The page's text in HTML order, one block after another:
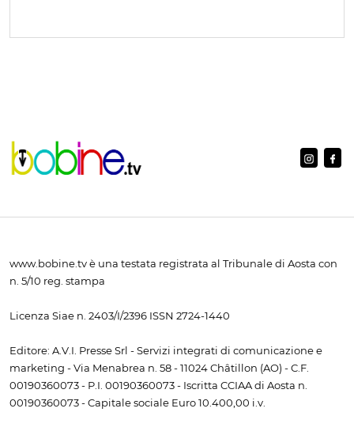
www.bobine.tv è una testata registrata al Tribunale di Aosta con
n. 5/10 reg. stampa
Licenza Siae n. 2403/I/2396 ISSN 2724-1440
Editore: A.V.I. Presse Srl - Servizi integrati di comunicazione e
marketing - Via Menabrea n. 58 - 11024 Châtillon (AO) - C.F.
00190360073 - P.I. 00190360073 - Iscritta CCIAA di Aosta n.
00190360073 - Capitale sociale Euro 10.400,00 i.v.